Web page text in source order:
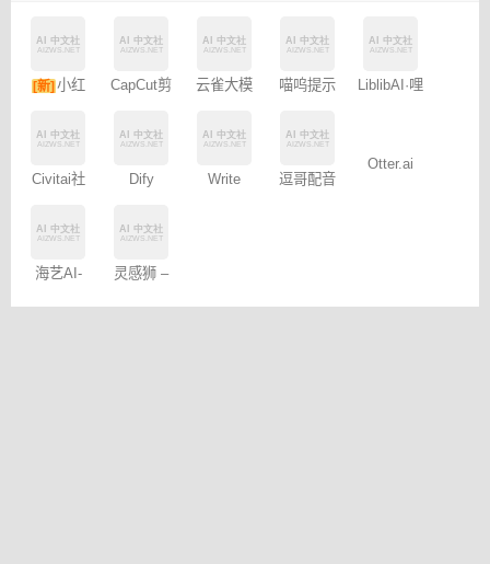
书图文笔
CapCut剪
型
喵呜提示
LiblibAI·哩
区 – C站
Dify
Write
逗哥配音
海艺AI-
灵感狮 –